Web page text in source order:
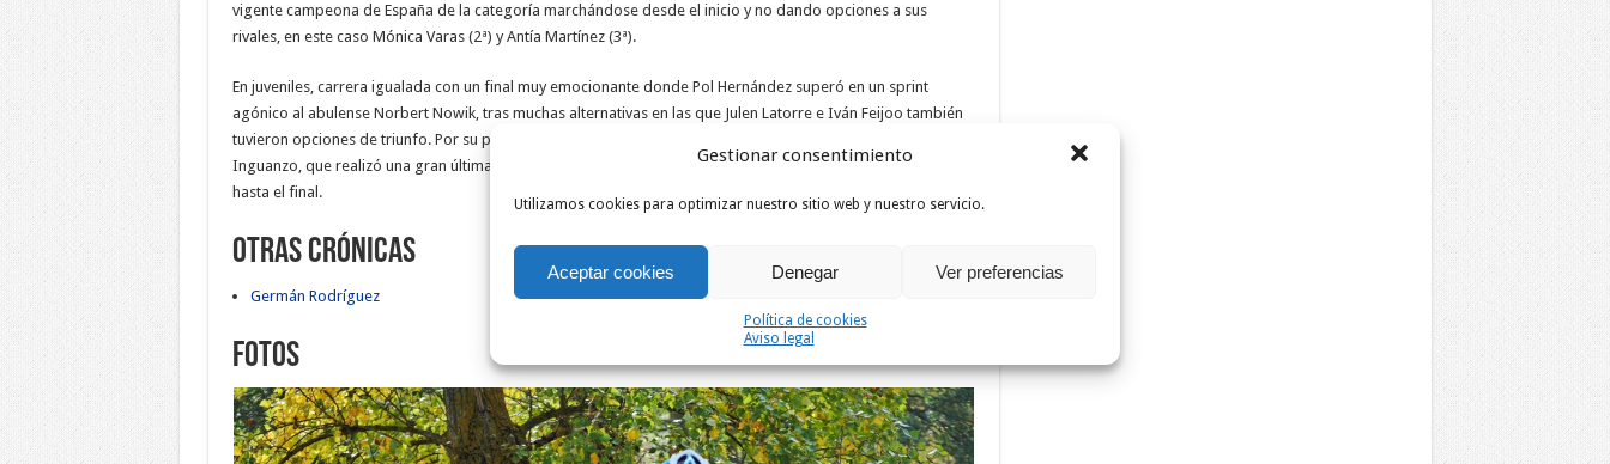
Gestionar consentimiento
Utilizamos cookies para optimizar nuestro sitio web y nuestro servicio.
Aceptar cookies Denegar Ver preferencias
Política de cookies
Aviso legal
vigente campeona de España de la categoría marchándose desde el inicio y no dando opciones a sus
rivales, en este caso Mónica Varas (2ª) y Antía Martínez (3ª).
En juveniles, carrera igualada con un final muy emocionante donde Pol Hernández superó en un sprint
agónico al abulense Norbert Nowik, tras muchas alternativas en las que Julen Latorre e Iván Feijoo también
tuvieron opciones de triunfo. Por su parte, la manga cadete trajo el estreno del palmarés de Gonzalo
Inguanzo, que realizó una gran última vuelta, superando a Saúl Calzada y a Jon Calvo, muy batalladores
hasta el final.
Otras crónicas
Germán Rodríguez
Fotos